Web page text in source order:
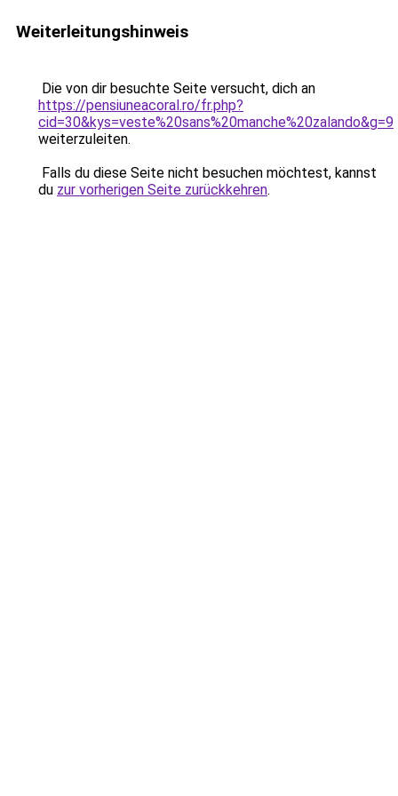
Weiterleitungshinweis
Die von dir besuchte Seite versucht, dich an
https://pensiuneacoral.ro/fr.php?
cid=30&kys=veste%20sans%20manche%20zalando&g=9
weiterzuleiten.
Falls du diese Seite nicht besuchen möchtest, kannst
du zur vorherigen Seite zurückkehren.